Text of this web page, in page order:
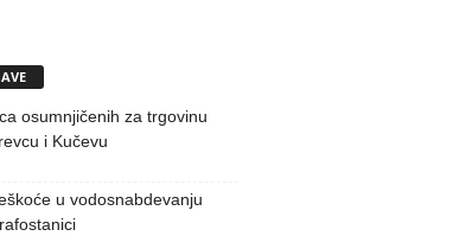
osumnjičenih za trgovinu
i Kučevu
u vodosnabdevanju